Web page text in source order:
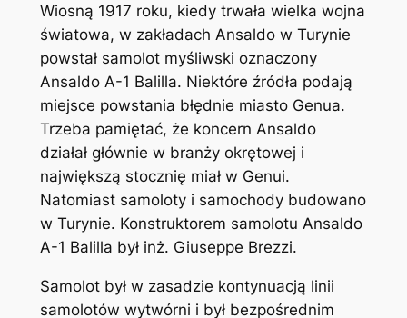
Wiosną 1917 roku, kiedy trwała wielka wojna
światowa, w zakładach Ansaldo w Turynie
powstał samolot myśliwski oznaczony
Ansaldo A-1 Balilla. Niektóre źródła podają
miejsce powstania błędnie miasto Genua.
Trzeba pamiętać, że koncern Ansaldo
działał głównie w branży okrętowej i
największą stocznię miał w Genui.
Natomiast samoloty i samochody budowano
w Turynie. Konstruktorem samolotu Ansaldo
A-1 Balilla był inż. Giuseppe Brezzi.
Samolot był w zasadzie kontynuacją linii
samolotów wytwórni i był bezpośrednim